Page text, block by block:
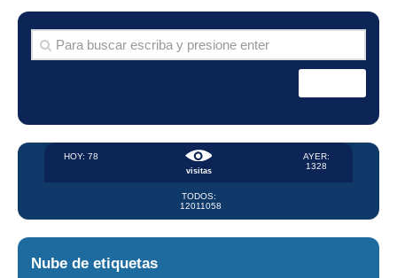
visitas
HOY: 78
AYER:
1328
TODOS:
12011058
Nube de etiquetas